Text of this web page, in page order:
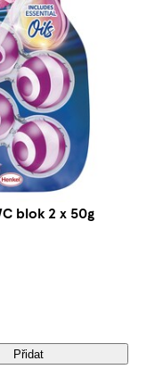
blok 2 x 50g
Přidat